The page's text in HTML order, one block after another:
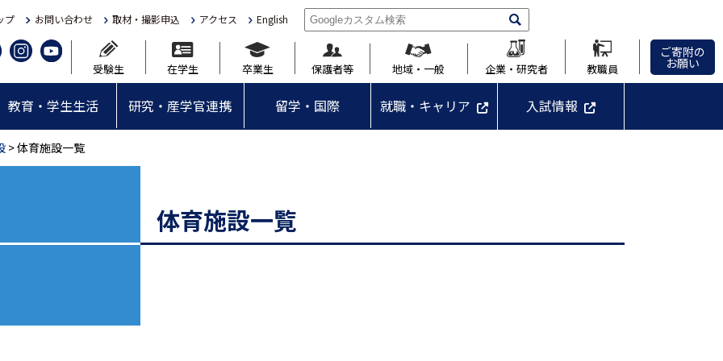
プ お問い合わせ 取材・撮影申込 アクセス English
受験生 在学生 卒業生 保護者等 地域・一般 企業・研究者 教職員
ご寄附の
お願い
教育・学生生活 研究・産学官連携 留学・国際 就職・キャリア 入試情報
> 体育施設一覧
体育施設一覧